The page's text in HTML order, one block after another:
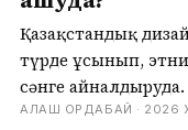
Қазақстандық
түрде ұсынып,
сәнге
АЛАШ ОРДАБАЙ · 2026